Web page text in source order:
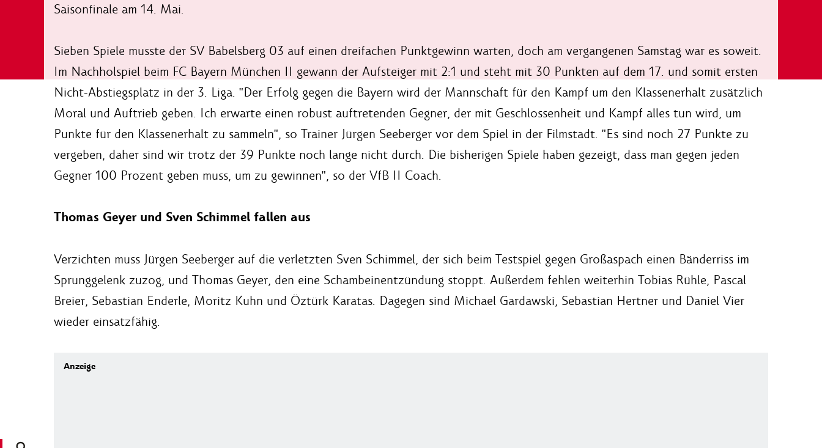
Saisonfinale am 14. Mai.
Sieben Spiele musste der SV Babelsberg 03 auf einen dreifachen Punktgewinn warten, doch am vergangenen Samstag war es soweit.
Im Nachholspiel beim FC Bayern München II gewann der Aufsteiger mit 2:1 und steht mit 30 Punkten auf dem 17. und somit ersten
Nicht-Abstiegsplatz in der 3. Liga. "Der Erfolg gegen die Bayern wird der Mannschaft für den Kampf um den Klassenerhalt zusätzlich
Moral und Auftrieb geben. Ich erwarte einen robust auftretenden Gegner, der mit Geschlossenheit und Kampf alles tun wird, um
Punkte für den Klassenerhalt zu sammeln", so Trainer Jürgen Seeberger vor dem Spiel in der Filmstadt. "Es sind noch 27 Punkte zu
vergeben, daher sind wir trotz der 39 Punkte noch lange nicht durch. Die bisherigen Spiele haben gezeigt, dass man gegen jeden
Gegner 100 Prozent geben muss, um zu gewinnen", so der VfB II Coach.
Thomas Geyer und Sven Schimmel fallen aus
Verzichten muss Jürgen Seeberger auf die verletzten Sven Schimmel, der sich beim Testspiel gegen Großaspach einen Bänderriss im
Sprunggelenk zuzog, und Thomas Geyer, den eine Schambeinentzündung stoppt. Außerdem fehlen weiterhin Tobias Rühle, Pascal
Breier, Sebastian Enderle, Moritz Kuhn und Öztürk Karatas. Dagegen sind Michael Gardawski, Sebastian Hertner und Daniel Vier
wieder einsatzfähig.